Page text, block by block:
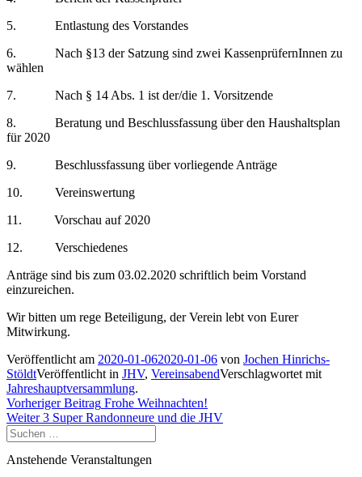
5. Entlastung des Vorstandes
6. Nach §13 der Satzung sind zwei KassenprüfernInnen zu
wählen
7. Nach § 14 Abs. 1 ist der/die 1. Vorsitzende
8. Beratung und Beschlussfassung über den Haushaltsplan
für 2020
9. Beschlussfassung über vorliegende Anträge
10. Vereinswertung
11. Vorschau auf 2020
12. Verschiedenes
Anträge sind bis zum 03.02.2020 schriftlich beim Vorstand
einzureichen.
Wir bitten um rege Beteiligung, der Verein lebt von Eurer
Mitwirkung.
Veröffentlicht am 2020-01-062020-01-06 von Jochen Hinrichs-
StöldtVeröffentlicht in JHV, VereinsabendVerschlagwortet mit
Jahreshauptversammlung.
Beitragsnavigation
Vorheriger Beitrag Vorheriger
Beitrag:
Frohe Weihnachten!
Weiter Nächster
Beitrag:
3 Super Randonneure und die JHV
Suchen
nach:
Anstehende Veranstaltungen